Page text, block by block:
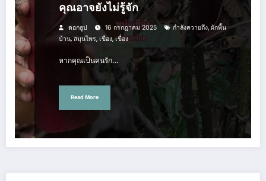
คุณอาจยังไม่รู้จัก
ดอกธูป 16 กรกฎาคม 2025 กำลังควายถึง, ผักพื้น
บ้าน, สมุนไพร, เขือง, เขื่อง
หากคุณเป็นคนรัก…
Read More